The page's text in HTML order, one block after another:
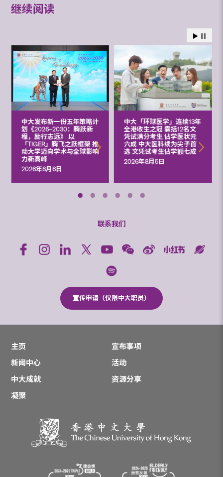
继续阅读
中大发布新一份五年策略计
划《2026‒2030：腾跃新
程，励行志远》 以
「TIGER」腾飞之跃框架 推
动大学迈向学术与全球影响
力新高峰
2026年8月6日
中大「环球医学」连续13年
全港收生之冠 囊括12名文
凭试满分考生 佔学医状元
六成 中大医科续为尖子首
选 文凭试考生佔学额七成
2026年8月5日
联系我们
宣传申请（仅限中大职员）
主页
宣布事项
新闻中心
活动
中大成就
资源分享
凝聚